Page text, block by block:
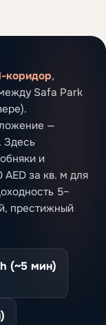
коридор,
Safa Park
—
Здесь
и
за кв. м для
5–
престижный
(~5 мин)